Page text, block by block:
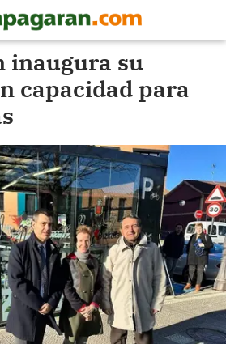
inaugura su
capacidad para